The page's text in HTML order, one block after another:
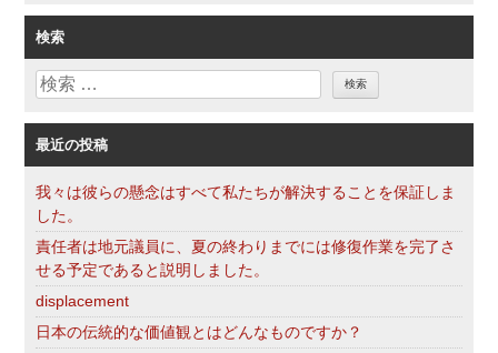
ゴ
リ
ー
検索
検
最近の投稿
我々は彼らの懸念はすべて私たちが解決することを保証しま
した。
責任者は地元議員に、夏の終わりまでには修復作業を完了さ
せる予定であると説明しました。
displacement
日本の伝統的な価値観とはどんなものですか？